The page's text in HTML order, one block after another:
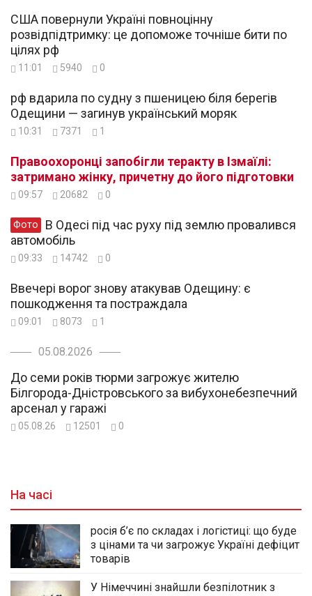
США повернули Україні повноцінну
розвідпідтримку: це допоможе точніше бити по
цілях рф
11:01 5940 0
рф вдарила по судну з пшеницею біля берегів
Одещини — загинув український моряк
10:31 7371 1
Правоохоронці запобігли теракту в Ізмаїлі:
затримано жінку, причетну до його підготовки
09:57 20682 0
Фото
автомобіль
09:33 14742 0
Ввечері ворог знову атакував Одещину: є
пошкодження та постраждала
09:01 8073 1
05.08.2026
До семи років тюрми загрожує жителю
Білгорода-Дністровського за вибухонебезпечний
арсенал у гаражі
05.08.26 12501 0
На часі
росія б’є по складах і логістиці: що буде
з цінами та чи загрожує Україні дефіцит
товарів
У Німеччині знайшли безпілотник з